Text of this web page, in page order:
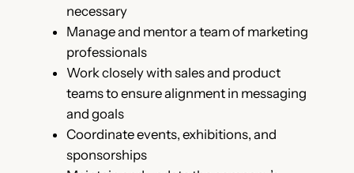
necessary
Manage and mentor a team of marketing
professionals
Work closely with sales and product
teams to ensure alignment in messaging
and goals
Coordinate events, exhibitions, and
sponsorships